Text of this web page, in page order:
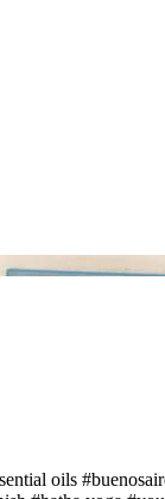
oils